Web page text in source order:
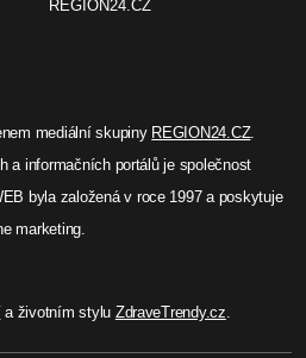
REGION24.CZ
mediální skupiny REGION24.CZ.
a informačních portálů je společnost
byla založená v roce 1997 a poskytuje
marketing.
a životním stylu ZdraveTrendy.cz.